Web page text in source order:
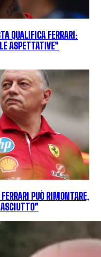
QUALIFICA FERRARI:
ASPETTATIVE"
PUÒ RIMONTARE,